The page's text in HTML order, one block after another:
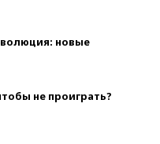
новые
не проиграть?